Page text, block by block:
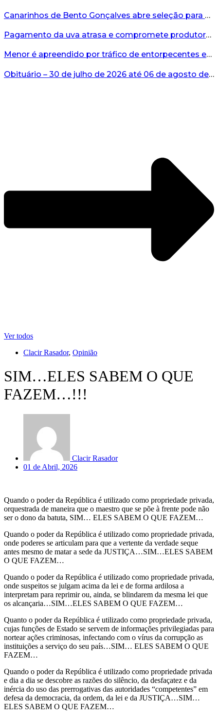
Canarinhos de Bento Gonçalves abre seleção para novos integrantes...
Pagamento da uva atrasa e compromete produtores...
Menor é apreendido por tráfico de entorpecentes em Veranópolis...
Obituário – 30 de julho de 2026 até 06 de agosto de 2026...
Ver todos
Clacir Rasador, Opinião
SIM…ELES SABEM O QUE
FAZEM…!!!
Clacir Rasador
01 de Abril, 2026
Quando o poder da República é utilizado como propriedade privada,
orquestrada de maneira que o maestro que se põe à frente pode não
ser o dono da batuta, SIM… ELES SABEM O QUE FAZEM…
Quando o poder da República é utilizado como propriedade privada,
onde poderes se articulam para que a vertente da verdade seque
antes mesmo de matar a sede da JUSTIÇA…SIM…ELES SABEM
O QUE FAZEM…
Quando o poder da República é utilizado como propriedade privada,
onde suspeitos se julgam acima da lei e de forma ardilosa a
interpretam para reprimir ou, ainda, se blindarem da mesma lei que
os alcançaria…SIM…ELES SABEM O QUE FAZEM…
Quanto o poder da República é utilizado como propriedade privada,
cujas funções de Estado se servem de informações privilegiadas para
nortear ações criminosas, infectando com o vírus da corrupção as
instituições a serviço do seu país…SIM… ELES SABEM O QUE
FAZEM…
Quando o poder da República é utilizado como propriedade privada
e dia a dia se descobre as razões do silêncio, da desfaçatez e da
inércia do uso das prerrogativas das autoridades “competentes” em
defesa da democracia, da ordem, da lei e da JUSTIÇA…SIM…
ELES SABEM O QUE FAZEM…